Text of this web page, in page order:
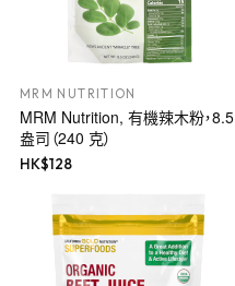
MRM NUTRITION
MRM Nutrition, 有機辣木粉，8.5
盎司（240 克）
HK$128